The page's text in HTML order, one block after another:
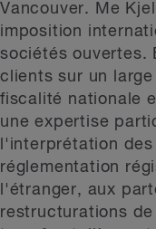
Vancouver. Me
imposition
sociétés ouvertes.
clients sur un
fiscalité nationale
une expertise
l'interprétation
réglementation
l'étranger, aux
restructurations